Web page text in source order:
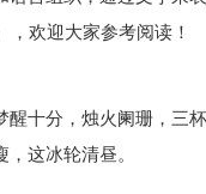
欢迎大家参考阅读！
醒十分，烛火阑珊，三
这冰轮清昼。